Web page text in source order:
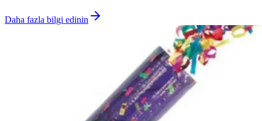
Daha fazla bilgi edinin